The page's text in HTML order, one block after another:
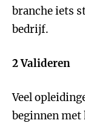
branche iets
bedrijf.
2 Valideren
Veel
beginnen met